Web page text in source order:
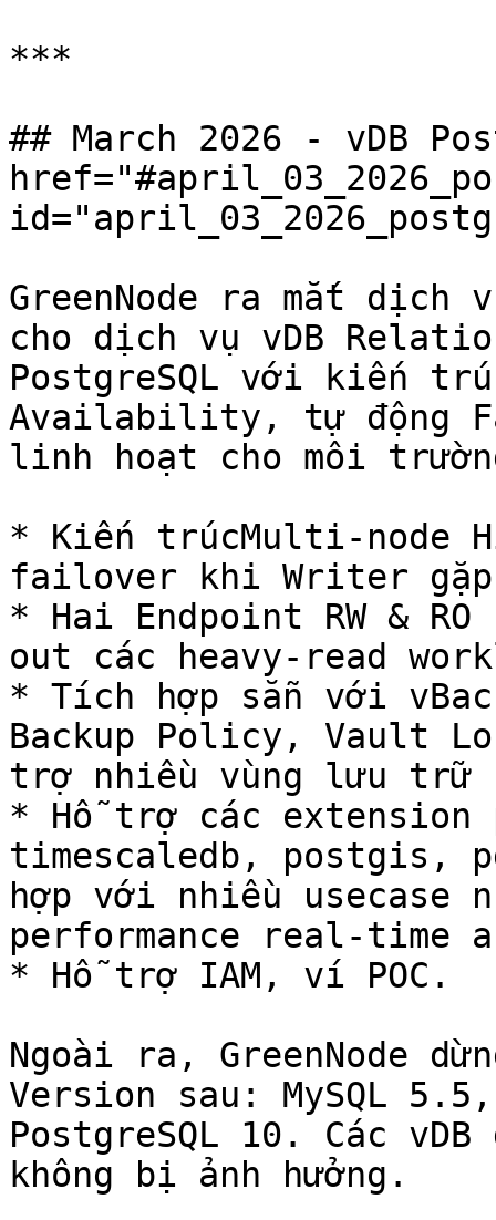
***
## March 2026 - vDB
GreenNode ra mắt dịch
cho dịch vụ vDB
PostgreSQL với kiến
Availability, tự động
linh hoạt cho môi
* Kiến trúcMulti-node
failover khi Writer
* Hai Endpoint RW &
out các heavy-read
* Tích hợp sẵn với
Backup Policy, Vault
trợ nhiều vùng lưu trữ
* Hỗ trợ các extension
timescaledb, postgis,
hợp với nhiều usecase
performance real-time
* Hỗ trợ IAM, ví POC.
Ngoài ra, GreenNode
Version sau: MySQL
PostgreSQL 10. Các
không bị ảnh hưởng.